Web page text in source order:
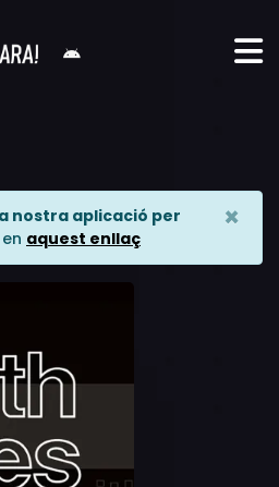
nostra aplicació per
aquest enllaç
×